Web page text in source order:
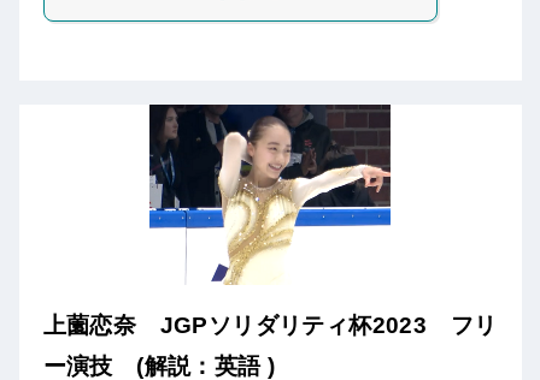
上薗恋奈 JGPソリダリティ杯2023 フリ
ー演技 (解説：英語 )